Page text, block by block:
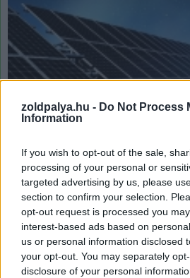
zoldpalya.hu - Do Not Process
Information
If you wish to opt-out of the sale,
processing of your personal or
targeted advertising by us, please
section to confirm your selection.
opt-out request is processed you
interest-based ads based on
us or personal information disclosed
your opt-out. You may separately
disclosure of your personal
Egy ausztrál kutatás
éjszakai szünetelésének
A kifejlesztett módszer
túl hatékony.